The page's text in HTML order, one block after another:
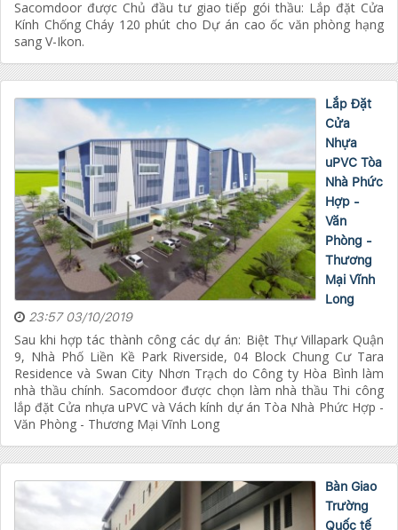
Sacomdoor được Chủ đầu tư giao tiếp gói thầu: Lắp đặt Cửa
Kính Chống Cháy 120 phút cho Dự án cao ốc văn phòng hạng
sang V-Ikon.
Lắp Đặt
Cửa
Nhựa
uPVC Tòa
Nhà Phức
Hợp -
Văn
Phòng -
Thương
Mại Vĩnh
Long
23:57 03/10/2019
Sau khi hợp tác thành công các dự án: Biệt Thự Villapark Quận
9, Nhà Phố Liền Kề Park Riverside, 04 Block Chung Cư Tara
Residence và Swan City Nhơn Trạch do Công ty Hòa Bình làm
nhà thầu chính. Sacomdoor được chọn làm nhà thầu Thi công
lắp đặt Cửa nhựa uPVC và Vách kính dự án Tòa Nhà Phức Hợp -
Văn Phòng - Thương Mại Vĩnh Long
Bàn Giao
Trường
Quốc tế